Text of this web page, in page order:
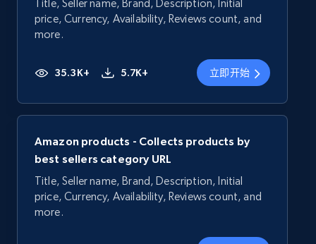
Title, Seller name, Brand, Description, Initial
price, Currency, Availability, Reviews count, and
more.
35.3K+ 5.7K+ 立即开始
Amazon products - Collects products by
best sellers category URL
Title, Seller name, Brand, Description, Initial
price, Currency, Availability, Reviews count, and
more.